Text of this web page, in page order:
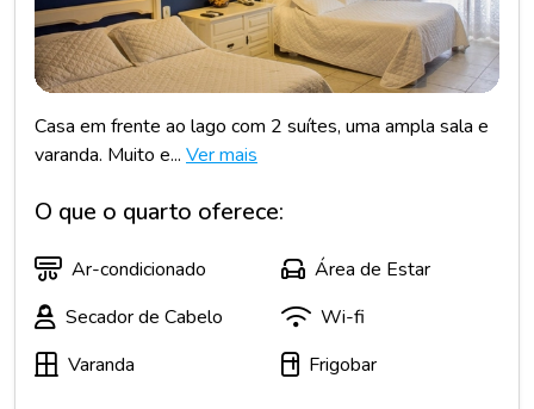
Casa em frente ao lago com 2 suítes, uma ampla sala e
varanda. Muito e... Ver mais
O que o quarto oferece:
Ar-condicionado
Área de Estar
Secador de Cabelo
Wi-fi
Varanda
Frigobar